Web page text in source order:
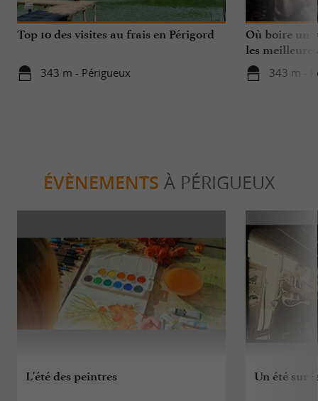
Top 10 des visites au frais en Périgord
343 m - Périgueux
Où boire un
les
343 m -
ÉVÈNEMENTS À PÉRIGUEUX
L'été des peintres Un été sur